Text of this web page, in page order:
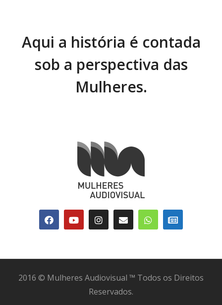
Aqui a história é contada
sob a perspectiva das
Mulheres.
2016 © Mulheres Audiovisual ™ Todos os Direitos
Reservados.